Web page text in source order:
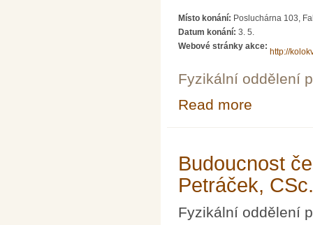
Místo konání: Posluchárna 103,
Datum konání: 3. 5.
Webové stránky akce:
http://
Fyzikální oddělení
Read more
Budoucnost
Petráček,
Fyzikální oddělení